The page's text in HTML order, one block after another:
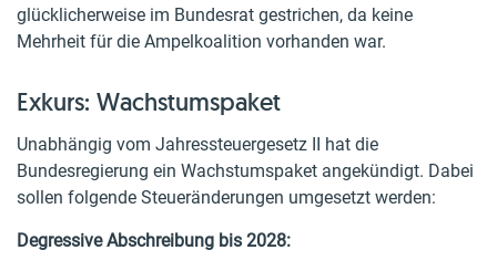
glücklicherweise im Bundesrat gestrichen, da keine
Mehrheit für die Ampelkoalition vorhanden war.
Exkurs: Wachstumspaket
Unabhängig vom Jahressteuergesetz II hat die
Bundesregierung ein Wachstumspaket angekündigt. Dabei
sollen folgende Steueränderungen umgesetzt werden:
Degressive Abschreibung bis 2028: